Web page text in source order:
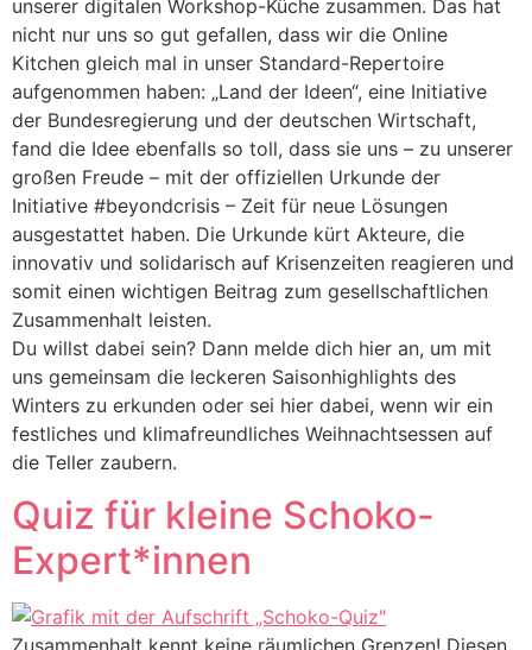
unserer digitalen Workshop-Küche zusammen. Das hat
nicht nur uns so gut gefallen, dass wir die Online
Kitchen gleich mal in unser Standard-Repertoire
aufgenommen haben: „Land der Ideen“, eine Initiative
der Bundesregierung und der deutschen Wirtschaft,
fand die Idee ebenfalls so toll, dass sie uns – zu unserer
großen Freude – mit der offiziellen Urkunde der
Initiative #beyondcrisis – Zeit für neue Lösungen
ausgestattet haben. Die Urkunde kürt Akteure, die
innovativ und solidarisch auf Krisenzeiten reagieren und
somit einen wichtigen Beitrag zum gesellschaftlichen
Zusammenhalt leisten.
Du willst dabei sein? Dann melde dich hier an, um mit
uns gemeinsam die leckeren Saisonhighlights des
Winters zu erkunden oder sei hier dabei, wenn wir ein
festliches und klimafreundliches Weihnachtsessen auf
die Teller zaubern.
Quiz für kleine Schoko-
Expert*innen